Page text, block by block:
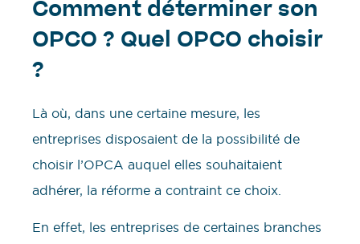
Comment déterminer son
OPCO ? Quel OPCO choisir
?
Là où, dans une certaine mesure, les
entreprises disposaient de la possibilité de
choisir l’OPCA auquel elles souhaitaient
adhérer, la réforme a contraint ce choix.
En effet, les entreprises de certaines branches